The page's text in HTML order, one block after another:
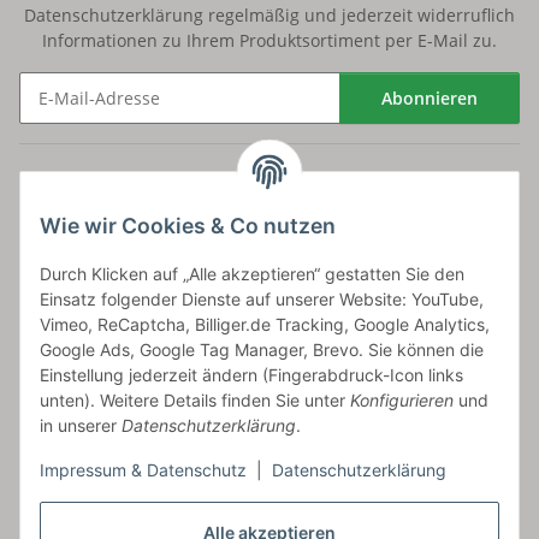
Alle akzeptieren
Wie wir Cookies & Co nutzen
Durch Klicken auf „Alle akzeptieren“ gestatten Sie den
Einsatz folgender Dienste auf unserer Website: YouTube,
Vimeo, ReCaptcha, Billiger.de Tracking, Google Analytics,
Google Ads, Google Tag Manager, Brevo. Sie können die
Einstellung jederzeit ändern (Fingerabdruck-Icon links
unten). Weitere Details finden Sie unter Konfigurieren und
in unserer Datenschutzerklärung.
Impressum & Datenschutz Datenschutzerklärung
Datenschutzerklärung regelmäßig und jederzeit widerruflich
Informationen zu Ihrem Produktsortiment per E-Mail zu.
Abonnieren
Artikelinformationen
Frieslandstr. 44 | 26446 Reepsholt
Fon 04468-9479855-0 | Fax -9